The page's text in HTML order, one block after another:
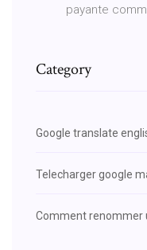
payante
Category
Google translate
Telecharger google
Comment renommer